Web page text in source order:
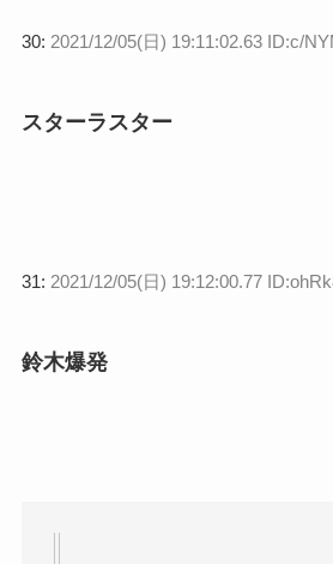
30: 2021/12/05(日) 19:11:02.63 ID:c/
スターラスター
31: 2021/12/05(日) 19:12:00.77
鈴木爆発